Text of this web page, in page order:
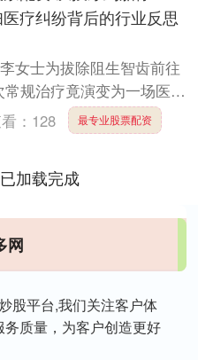
疗纠纷背后的行业反思
女士为拔除阻生智齿前往
规治疗竟演变为一场医疗
"，到术后胎停流产与颞
： 128 最专业股票配资
加载完成
网
股平台,我们关注客户体
质量，为客户创造更好